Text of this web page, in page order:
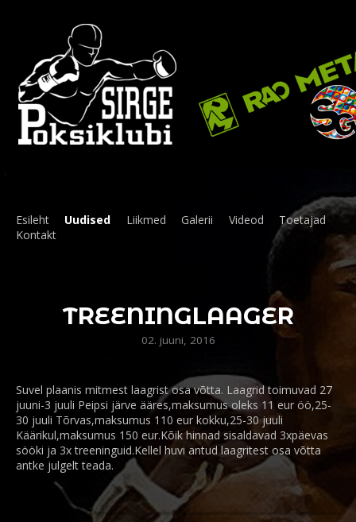
Esileht Uudised Liikmed Galerii Videod
Toetajad
Kontakt
TREENINGLAAGER
02. juuni, 2016
Suvel plaanis mitmest laagrist osa võtta. Laagrid toimuvad 27
juuni-3 juuli Peipsi järve ääres,maksumus oleks 11 eur öö,25-
30 juuli Tõrvas,maksumus 110 eur kokku,25-30 juuli
Käärikul,maksumus 150 eur.Kõik hinnad sisaldavad 3xpäevas
sööki ja 3x treeninguid.Kellel huvi antud laagritest osa võtta
antke julgelt teada.